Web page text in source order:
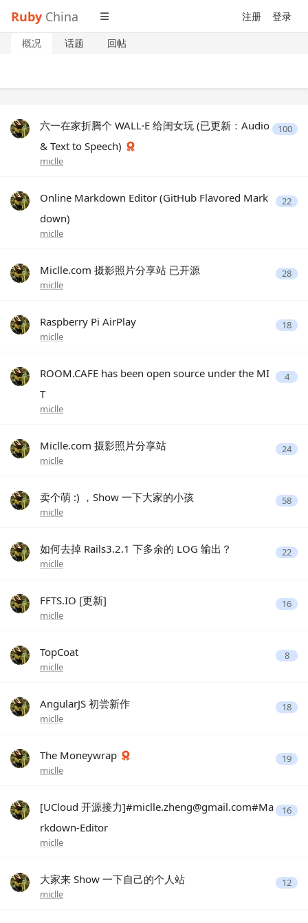
Ruby China 注册 登录
概况 话题 回帖
六一在家折腾个 WALL·E 给闺女玩 (已更新：Audio
& Text to Speech)
miclle
100
Online Markdown Editor (GitHub Flavored Mark
down)
miclle
22
Miclle.com 摄影照片分享站 已开源
miclle
28
Raspberry Pi AirPlay
miclle
18
ROOM.CAFE has been open source under the MI
T
miclle
4
Miclle.com 摄影照片分享站
miclle
24
卖个萌 :) ，Show 一下大家的小孩
miclle
58
如何去掉 Rails3.2.1 下多余的 LOG 输出？
miclle
22
FFTS.IO [更新]
miclle
16
TopCoat
miclle
8
AngularJS 初尝新作
miclle
18
The Moneywrap
miclle
19
[UCloud 开源接力]#miclle.zheng@gmail.com#Ma
rkdown-Editor
miclle
16
大家来 Show 一下自己的个人站
miclle
12